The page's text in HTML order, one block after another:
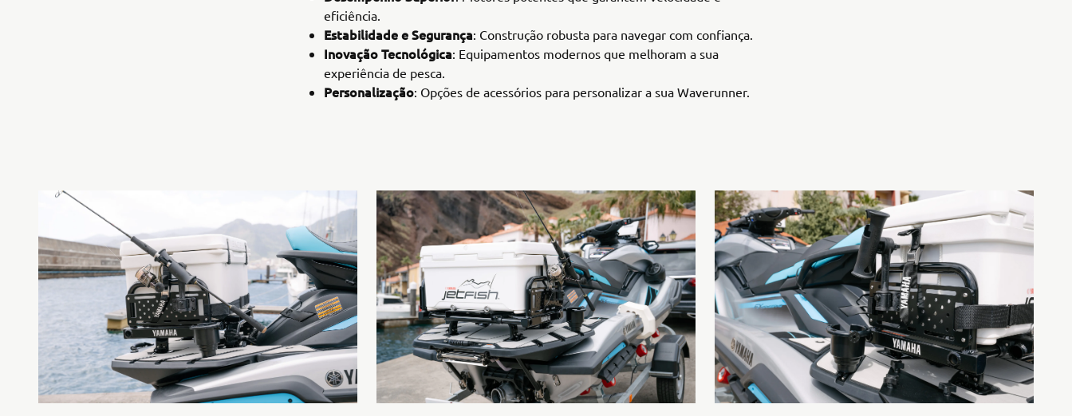
eficiência.
Estabilidade e Segurança: Construção robusta para navegar com confiança.
Inovação Tecnológica: Equipamentos modernos que melhoram a sua
experiência de pesca.
Personalização: Opções de acessórios para personalizar a sua Waverunner.